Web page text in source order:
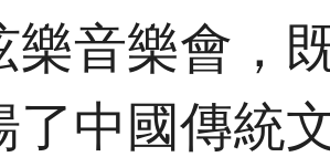
樂音樂會，
了中國傳統